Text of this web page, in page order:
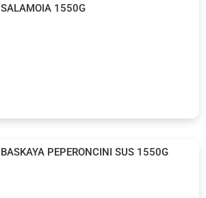
SALAMOIA 1550G
BASKAYA PEPERONCINI SUS 1550G